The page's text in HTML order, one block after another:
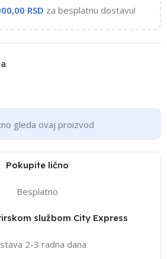
RSD za besplatnu dostavu!
gleda ovaj proizvod
Pokupite lično
Besplatno
službom City Express
2-3 radna dana